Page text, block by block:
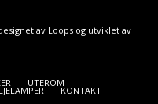
av Loopsog utviklet av
UTEROM
KONTAKT